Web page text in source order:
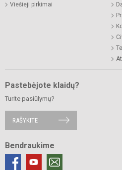
Viešieji pirkimai
Pastebėjote klaidų?
Turite pasiūlymų?
RAŠYKITE
Bendraukime